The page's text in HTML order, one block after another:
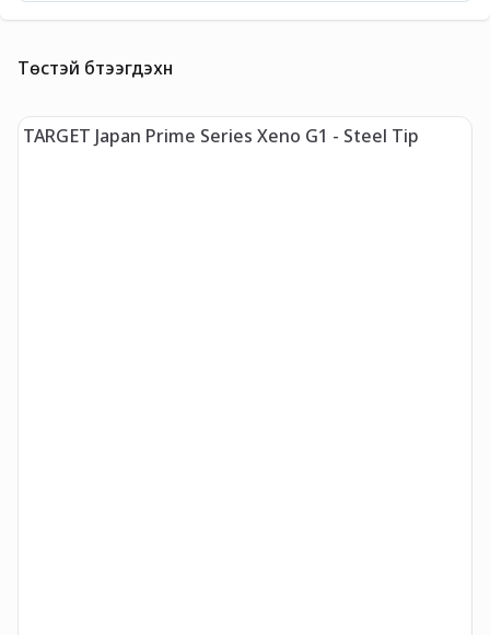
Төстэй бүтээгдэхүүн
TARGET Japan Prime Series Xeno G1 - Steel Tip